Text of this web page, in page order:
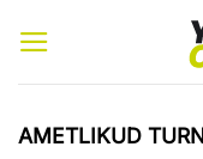
sisu
juurde
AMETLIKUD